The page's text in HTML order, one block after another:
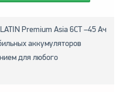
Premium Asia 6СТ –45 Ач
аккумуляторов
для любого